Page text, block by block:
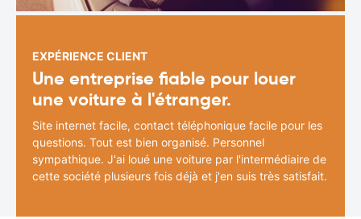
EXPÉRIENCE CLIENT
Une entreprise fiable pour louer
une voiture à l'étranger.
Site internet facile, contact téléphonique facile pour les
questions. Tout est bien organisé. Personnel
sympathique. J'ai loué une voiture par l'intermédiaire de
cette société plusieurs fois déjà et j'en suis très satisfait.